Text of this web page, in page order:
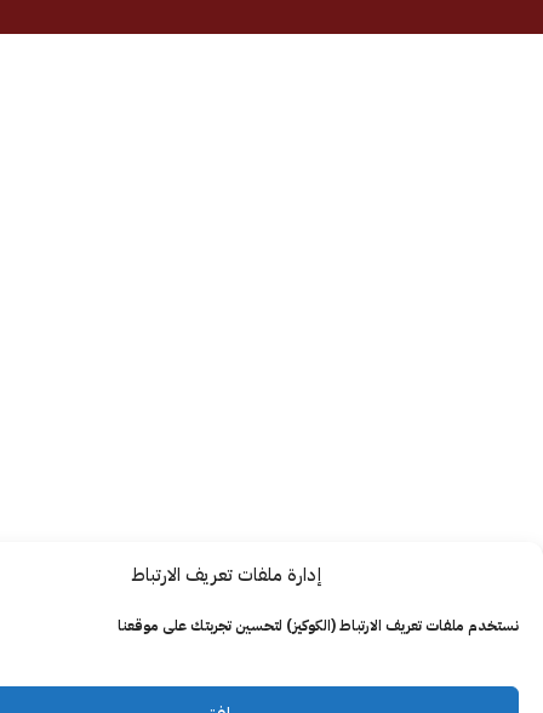
إدارة ملفات تعريف الارتباط
تعريف الارتباط (الكوكيز) لتحسين تجربتك على موقعنا